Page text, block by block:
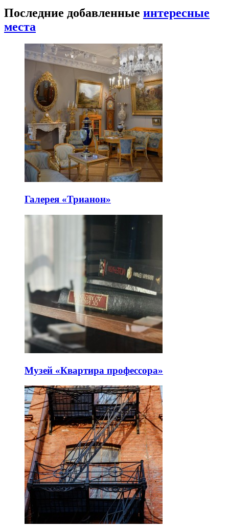
Последние добавленные интересные
места
Галерея «Трианон»
Музей «Квартира профессора»